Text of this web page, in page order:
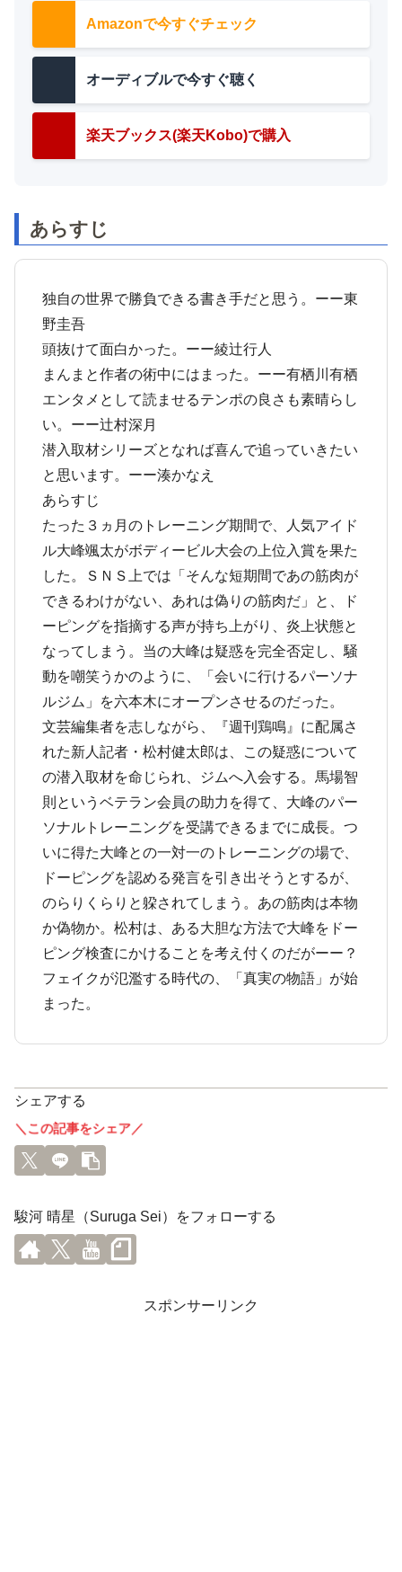
Amazonで今すぐチェック
オーディブルで今すぐ聴く
楽天ブックス(楽天Kobo)で購入
あらすじ
独自の世界で勝負できる書き手だと思う。ーー東
野圭吾
頭抜けて面白かった。ーー綾辻行人
まんまと作者の術中にはまった。ーー有栖川有栖
エンタメとして読ませるテンポの良さも素晴らし
い。ーー辻村深月
潜入取材シリーズとなれば喜んで追っていきたい
と思います。ーー湊かなえ
あらすじ
たった３ヵ月のトレーニング期間で、人気アイド
ル大峰颯太がボディービル大会の上位入賞を果た
した。ＳＮＳ上では「そんな短期間であの筋肉が
できるわけがない、あれは偽りの筋肉だ」と、ド
ーピングを指摘する声が持ち上がり、炎上状態と
なってしまう。当の大峰は疑惑を完全否定し、騒
動を嘲笑うかのように、「会いに行けるパーソナ
ルジム」を六本木にオープンさせるのだった。
文芸編集者を志しながら、『週刊鶏鳴』に配属さ
れた新人記者・松村健太郎は、この疑惑について
の潜入取材を命じられ、ジムへ入会する。馬場智
則というベテラン会員の助力を得て、大峰のパー
ソナルトレーニングを受講できるまでに成長。つ
いに得た大峰との一対一のトレーニングの場で、
ドーピングを認める発言を引き出そうとするが、
のらりくらりと躱されてしまう。あの筋肉は本物
か偽物か。松村は、ある大胆な方法で大峰をドー
ピング検査にかけることを考え付くのだがーー？
フェイクが氾濫する時代の、「真実の物語」が始
まった。
シェアする
＼この記事をシェア／
駿河 晴星（Suruga Sei）をフォローする
スポンサーリンク